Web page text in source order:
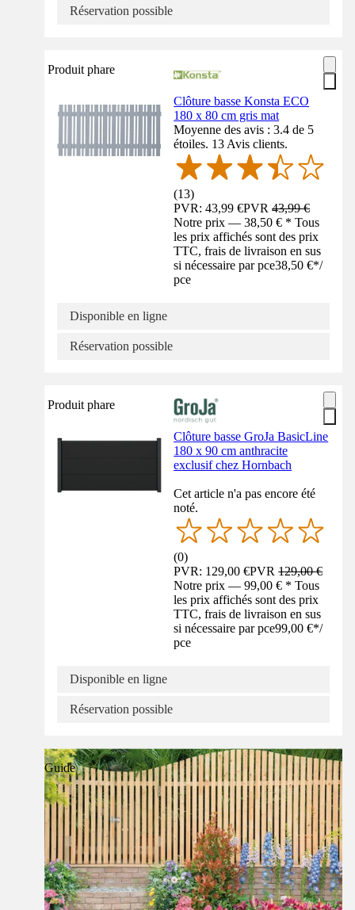
Réservation possible
Produit phare
Clôture basse Konsta ECO
180 x 80 cm gris mat
Moyenne des avis : 3.4 de 5
étoiles. 13 Avis clients.
(13)
PVR: 43,99 €PVR43,99 €
Notre prix — 38,50 € * Tous
les prix affichés sont des prix
TTC, frais de livraison en sus
si nécessaire par pce38,50 €*/
pce
Disponible en ligne
Réservation possible
Produit phare
Clôture basse GroJa BasicLine
180 x 90 cm anthracite
exclusif chez Hornbach
Cet article n'a pas encore été
noté.
(0)
PVR: 129,00 €PVR129,00 €
Notre prix — 99,00 € * Tous
les prix affichés sont des prix
TTC, frais de livraison en sus
si nécessaire par pce99,00 €*/
pce
Disponible en ligne
Réservation possible
Guide